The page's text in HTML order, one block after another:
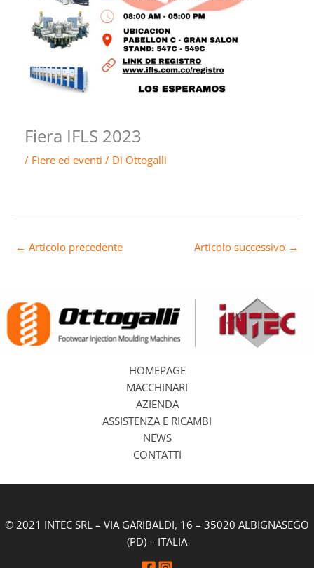
Fiera IFLS 2023
/ Fiere ed eventi / Di Ottogalli
← Articolo precedente Articolo successivo →
HOMEPAGE
MACCHINARI
AZIENDA
ASSISTENZA E RICAMBI
NEWS
CONTATTI
© 2021 INTEC SRL – VIA GARIBALDI, 16 – 35020 ALBIGNASEGO
(PD) – ITALIA